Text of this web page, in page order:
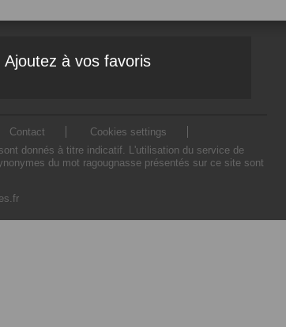
Ajoutez à vos favoris
Contact
Cookies settings
donnés à titre indicatif. L'utilisation du service de
du mot ragougnasse présentés sur ce site sont